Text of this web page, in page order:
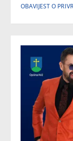
OBAVIJEST O